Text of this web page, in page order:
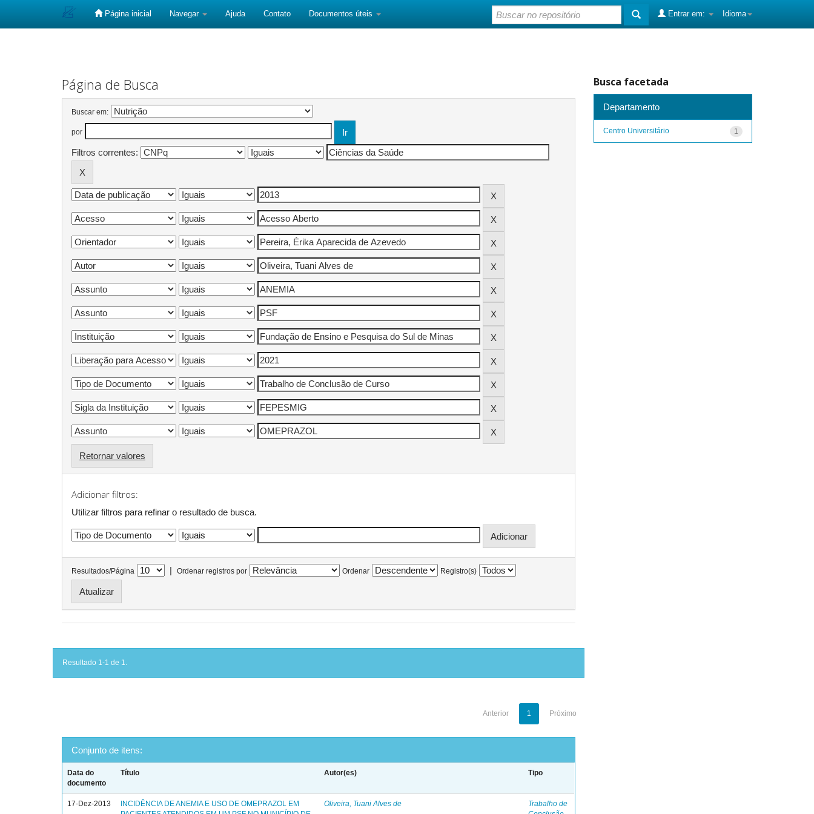
Página inicial Navegar Ajuda Contato Documentos úteis Idioma
Entrar em:
Página de Busca
Buscar em:
por
Filtros correntes:
Retornar valores
Adicionar filtros:
Utilizar filtros para refinar o resultado de busca.
Resultados/Página | Ordenar registros por Ordenar Registro(s)
Resultado 1-1 de 1.
Anterior 1 Próximo
Conjunto de itens:
Data do
documento
Título Autor(es) Tipo
17-Dez-2013
INCIDÊNCIA DE ANEMIA E USO DE OMEPRAZOL EM
Oliveira, Tuani Alves de
Trabalho de
Busca facetada
Departamento
1
Centro Universitário